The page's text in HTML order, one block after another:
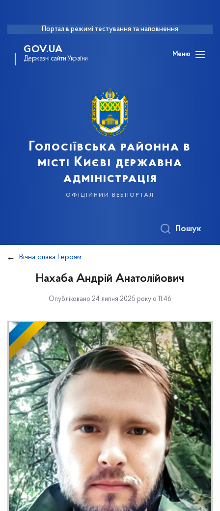
Портал в режимі тестування та наповнення
GOV.UA
Державні сайти України
Меню
Голосіївська районна в
місті Києві державна
адміністрація
офіційний вебпортал
Пошук
Вічна слава Героям
Нахаба Андрій Анатолійович
Опубліковано 24 липня 2025 року о 11:46